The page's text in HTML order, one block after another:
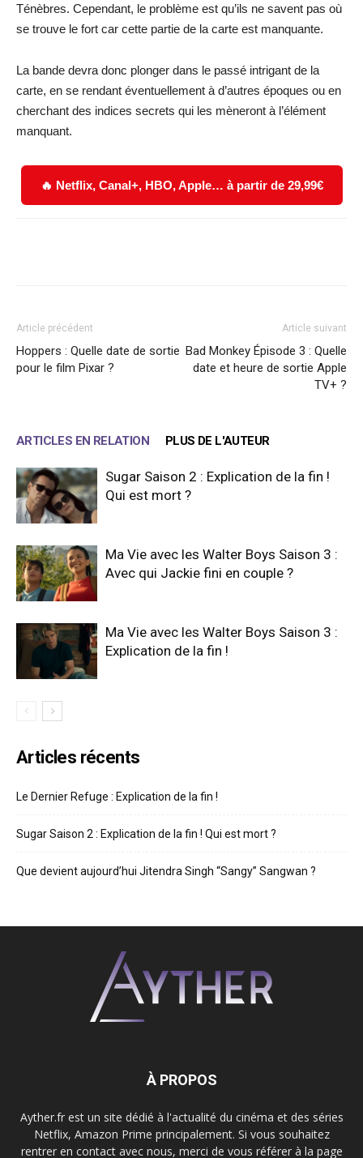
Ténèbres. Cependant, le problème est qu’ils ne savent pas où
se trouve le fort car cette partie de la carte est manquante.
La bande devra donc plonger dans le passé intrigant de la
carte, en se rendant éventuellement à d’autres époques ou en
cherchant des indices secrets qui les mèneront à l’élément
manquant.
🔥 Netflix, Canal+, HBO, Apple… à partir de 29,99€
Article précédent
Hoppers : Quelle date de sortie
pour le film Pixar ?
Article suivant
Bad Monkey Épisode 3 : Quelle
date et heure de sortie Apple
TV+ ?
ARTICLES EN RELATION PLUS DE L'AUTEUR
Sugar Saison 2 : Explication de la fin !
Qui est mort ?
Ma Vie avec les Walter Boys Saison 3 :
Avec qui Jackie fini en couple ?
Ma Vie avec les Walter Boys Saison 3 :
Explication de la fin !
Articles récents
Le Dernier Refuge : Explication de la fin !
Sugar Saison 2 : Explication de la fin ! Qui est mort ?
Que devient aujourd’hui Jitendra Singh “Sangy” Sangwan ?
À PROPOS
Ayther.fr est un site dédié à l'actualité du cinéma et des séries
Netflix, Amazon Prime principalement. Si vous souhaitez
rentrer en contact avec nous, merci de vous référer à la page